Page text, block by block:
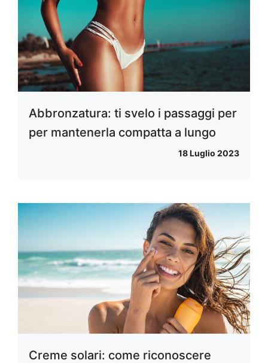
Abbronzatura: ti svelo i passaggi per
per mantenerla compatta a lungo
18 Luglio 2023
Creme solari: come riconoscere